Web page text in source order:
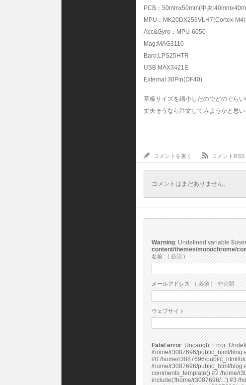
PCB：50mmx50mm(中央
MPU：MK20DX256VLH7(Cortex-M4)
Acc&Gyro：MPU-6050
Mag:MAG3110
Baro:LPS25HTR
USB:MAX3421E
External:30Pin(DF40)
基板サイズを縮小したのでどのぐら
丈夫そうなら注文してみようかと思
コメントを書く コメントRSS
コメントはまだありません。
Warning : Undefined variable
content/themes/monochrome/
名前 ( 必須 )
メールアドレス ( 必須 ) - 非公開 -
ウェブサイト
Fatal error: Uncaught Error: Undefined constant "cs_print_smilies" in
/home/r3087696/public_html/
#0 /home/r3087696/public_html/
/home/r3087696/public_html/
comments_template() #2 /home/
include('/home/r3087696/...') #3 /